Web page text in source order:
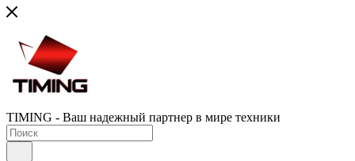
TIMING - Ваш надежный партнер в мире техники